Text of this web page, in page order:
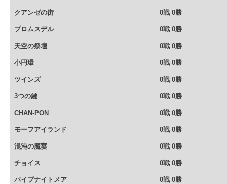
クアンゼの街 0戦 0勝
プロムスデル 0戦 0勝
天空の祭壇 0戦 0勝
小円環 0戦 0勝
ツインズ 0戦 0勝
3つの鍵 0戦 0勝
CHAN-PON 0戦 0勝
モーフアイランド 0戦 0勝
混沌の魔宴 0戦 0勝
チョイス 0戦 0勝
パイプナイトメア 0戦 0勝